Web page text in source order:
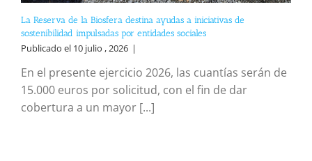
La Reserva de la Biosfera destina ayudas a iniciativas de
sostenibilidad impulsadas por entidades sociales
Publicado el 10 julio , 2026 |
En el presente ejercicio 2026, las cuantías serán de
15.000 euros por solicitud, con el fin de dar
cobertura a un mayor [...]